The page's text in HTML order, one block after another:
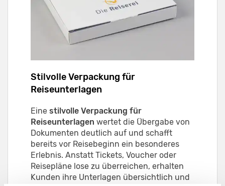
Stilvolle Verpackung für
Reiseunterlagen
Eine stilvolle Verpackung für
Reiseunterlagen wertet die Übergabe von
Dokumenten deutlich auf und schafft
bereits vor Reisebeginn ein besonderes
Erlebnis. Anstatt Tickets, Voucher oder
Reisepläne lose zu überreichen, erhalten
Kunden ihre Unterlagen übersichtlich und